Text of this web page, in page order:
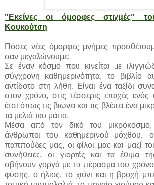
"Εκείνες οι όμορφες στιγμές"
Κουκούτση
Πόσες νέες όμορφες μνήμες
σαν μεγαλώνουμε;
Σε έναν κόσμο που κινείται με
σύγχρονη καθημερινότητα, το βιβλίο
αντίδοτο στη λήθη. Είναι ένα ταξίδι
στον χρόνο, στις τέσσερις εποχές ενός
έτσι όπως τις βιώνει και τις βλέπει ένα
τα μελιά του μάτια.
Μέσα από τον δικό του μικρόκοσμο,
άνθρωποι του καθημερινού μόχθου,
παππούδες μας, οι φίλοι μας και μαζί
συνήθειες, οι γιορτές και τα έθιμα
σβήνουν γοργά με το πέρασμα του
φύσης, ο ήλιος, το χιόνι και η βροχή